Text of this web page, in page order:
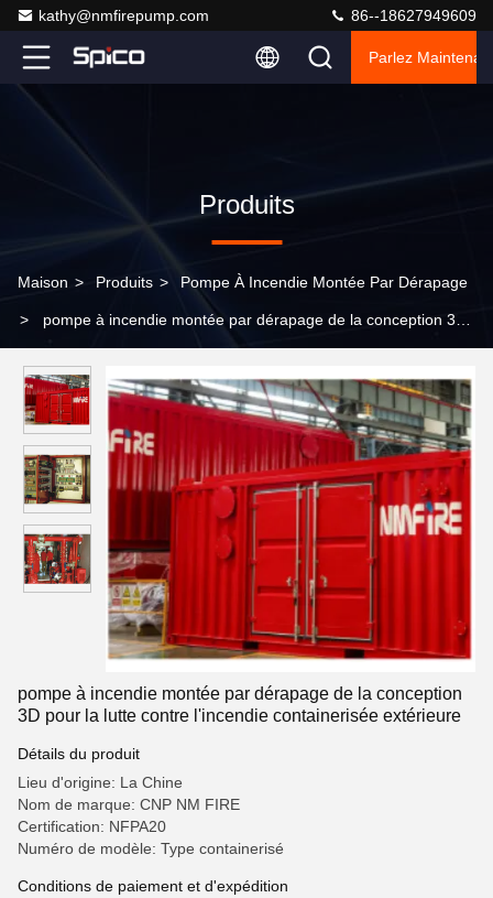
kathy@nmfirepump.com 86--18627949609
Parlez
Produits
Maison > Produits > Pompe À Incendie Montée Par Dérapage
> pompe à incendie montée par dérapage de la conception 3D
pompe à incendie montée par dérapage de la conception
3D pour la lutte contre l'incendie containerisée extérieure
Détails du produit
Lieu d'origine: La Chine
Nom de marque: CNP NM FIRE
Certification: NFPA20
Numéro de modèle: Type containerisé
Conditions de paiement et d'expédition